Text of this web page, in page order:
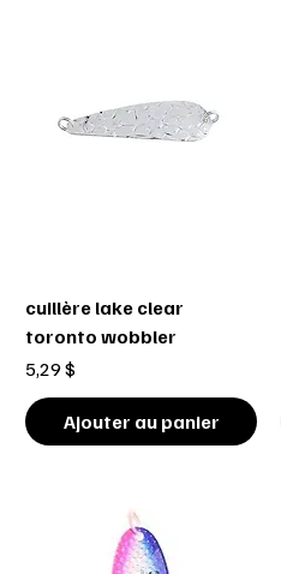
cuillère lake clear
toronto wobbler
Prix
5,29 $
Ajouter au panier